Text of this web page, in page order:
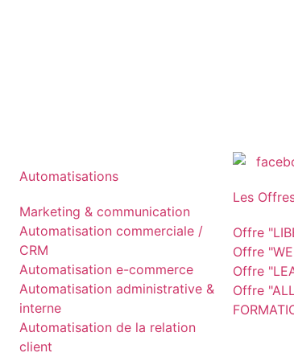
Automatisations
Marketing & communication
Automatisation commerciale /
CRM
Automatisation e-commerce
Automatisation administrative &
interne
Automatisation de la relation
client
Les
Offre
Offre
Offre
Offre